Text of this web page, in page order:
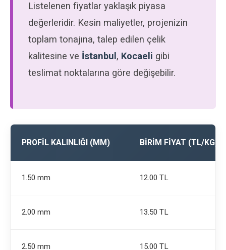
Listelenen fiyatlar yaklaşık piyasa
değerleridir. Kesin maliyetler, projenizin
toplam tonajına, talep edilen çelik
kalitesine ve İstanbul , Kocaeli gibi
teslimat noktalarına göre değişebilir.
PROFIL KALINLIĞI (MM) BIRIM FIYAT (TL/KG)
1.50 mm 12.00 TL
2.00 mm 13.50 TL
2.50 mm 15.00 TL